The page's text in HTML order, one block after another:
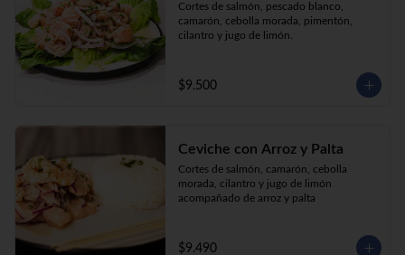
Cortes de salmón, pescado blanco,
camarón, cebolla morada, pimentón,
cilantro y jugo de limón.
$9.500
Ceviche con Arroz y Palta
Cortes de salmón, camarón, cebolla
morada, cilantro y jugo de limón
acompañado de arroz y palta
$9.490